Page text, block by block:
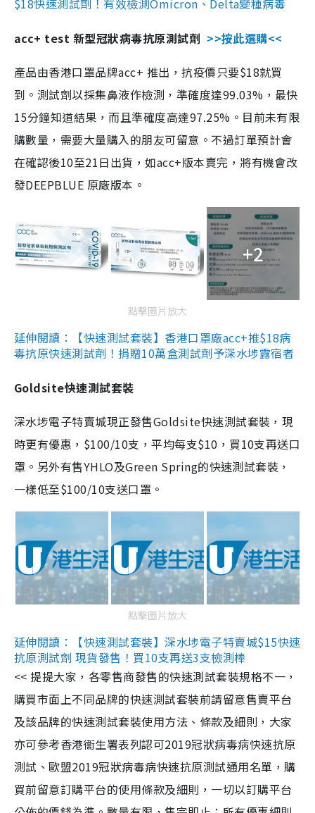
$18快速測試劑！有效檢測Omicron、Delta變種病毒
acc+ test 新型冠狀病毒抗原測試劑 >>按此選購<<
產品由香港口罩品牌acc+ 推出，抗疫價只要$18就買
到。測試劑以採集鼻液作檢測，準確度達99.03%，最快
15分鐘知道結果，而且準確度高達97.25%。目前未有限
購數量，需要大量購入的朋友可留意。不過訂單預計會
在確認後10至21日出貨，如acc+版本賣完，將有機會改
發DEEPBLUE 原廠版本。
+2
點擊圖片放大
延伸閱讀：【快速測試套裝】香港口罩廠acc+推$18病
毒抗原快速測試劑！捐贈10萬盒測試劑予深水埗露宿者
Goldsite快速測試套裝
深水埗電子特賣城現正發售Goldsite快速測試套裝，現
時更有優惠，$100/10支，平均每支$10，買10支再送口
罩。另外有售YHLO及Green Spring的快速測試套裝，
一樣低至$100/10支送口罩。
點擊圖片放大
延伸閱讀：【快速測試套裝】深水埗電子特賣城$15快速
抗原測試劑 現貨發售！買10支再送3支檢測棒
<< 提提大家，各零售商發售的快速測試套裝規格不一，
購買市面上不同品牌的快速測試套裝前請留意售賣平台
及該品牌的快速測試套裝使用方法、條款及細則，大家
亦可參考香港衞生署表列認可2019冠狀病毒病快速抗原
測試、歐盟2019冠狀病毒病快速抗原測試通用名單，購
買前留意訂購平台的使用條款及細則，一切以訂購平台